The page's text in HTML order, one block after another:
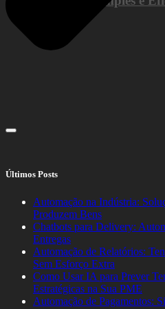
Últimos Posts
Automação na Indústria:
Produzem Bens
Chatbots para Delivery:
Entregas
Automação de Relatórios:
Sem Esforço Extra
Como Usar IA para Prever
Estratégicas na Sua PME
Automação de Pagamentos: